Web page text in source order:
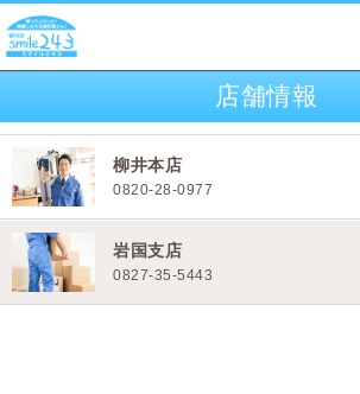
店舗情報
柳井本店
0820-28-0977
岩国支店
0827-35-5443